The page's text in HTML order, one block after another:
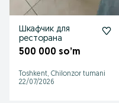
Шкафчик для
ресторана
500 000 so’m
Toshkent, Chilonzor tumani
22/07/2026